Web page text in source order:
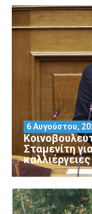
Σταμενίτη
6 Αυγούστου,